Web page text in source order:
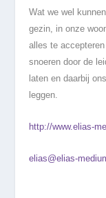
Wat we wel
gezin, in onze
alles te
snoeren door de
laten en daarbij
leggen.
http://www.elias-
elias@elias-